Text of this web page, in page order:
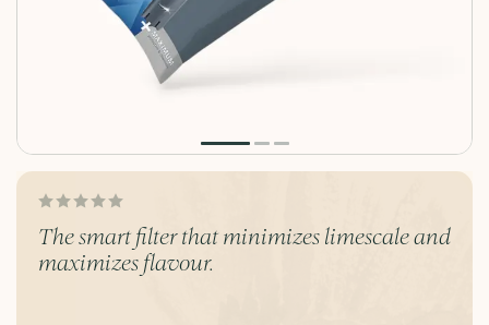
The smart filter that minimizes limescale and
maximizes flavour.